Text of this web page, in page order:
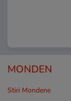
MONDEN
Stiri Mondene